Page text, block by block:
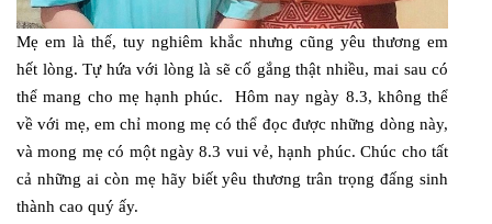
Mẹ em là thế, tuy nghiêm khắc nhưng cũng yêu thương em
hết lòng. Tự hứa với lòng là sẽ cố gắng thật nhiều, mai sau có
thể mang cho mẹ hạnh phúc. Hôm nay ngày 8.3, không thể
về với mẹ, em chỉ mong mẹ có thể đọc được những dòng này,
và mong mẹ có một ngày 8.3 vui vẻ, hạnh phúc. Chúc cho tất
cả những ai còn mẹ hãy biết yêu thương trân trọng đấng sinh
thành cao quý ấy.